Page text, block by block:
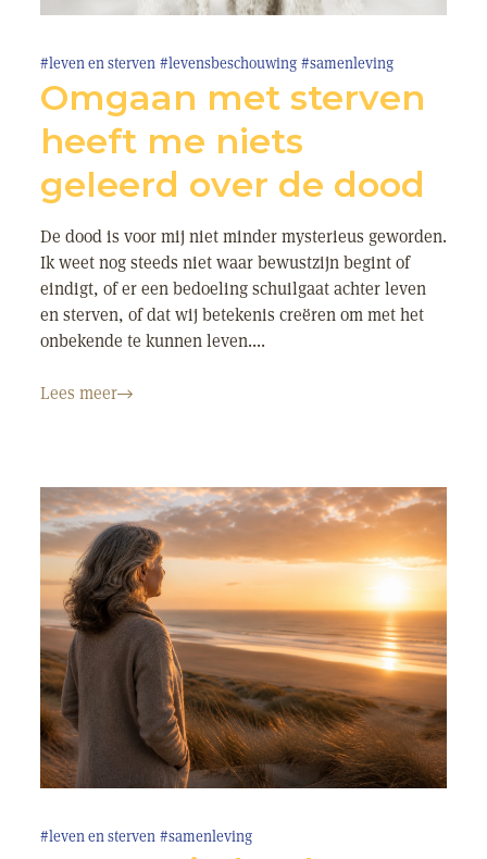
#leven en sterven #levensbeschouwing #samenleving
Omgaan met sterven
heeft me niets
geleerd over de dood
De dood is voor mij niet minder mysterieus geworden.
Ik weet nog steeds niet waar bewustzijn begint of
eindigt, of er een bedoeling schuilgaat achter leven
en sterven, of dat wij betekenis creëren om met het
onbekende te kunnen leven....
Lees meer
#leven en sterven #samenleving